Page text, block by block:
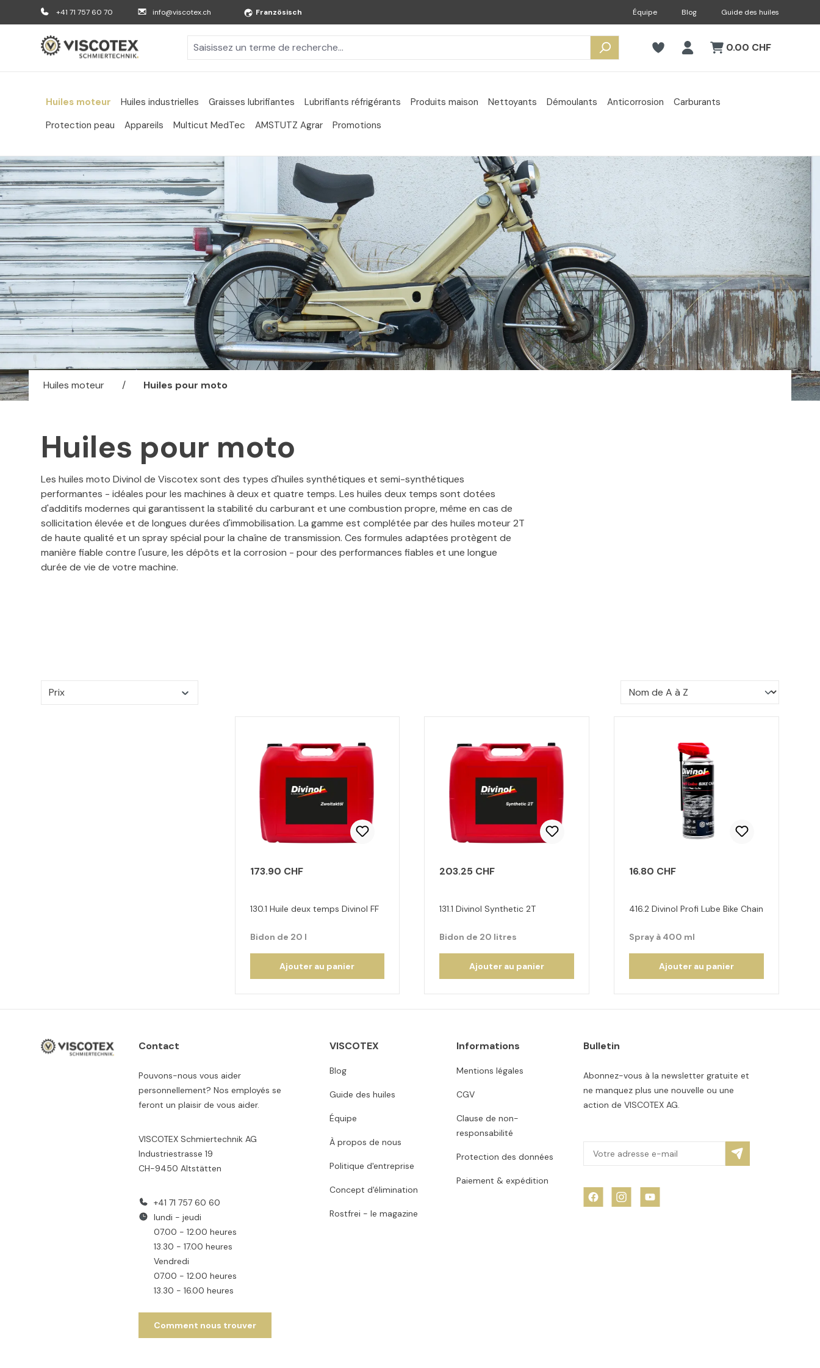
au contenu principal
Aller à la recherche
Aller à la navigation principale
+41 71 757 60 70 info@viscotex.ch Französisch Équipe Blog Guide des huiles
0.00 CHF
Huiles moteur Huiles industrielles Graisses lubrifiantes Lubrifiants réfrigérants Produits maison Nettoyants Démoulants Anticorrosion
Carburants
Protection peau
Appareils Multicut MedTec AMSTUTZ Agrar Promotions
Huiles moteur / Huiles pour moto
Huiles pour moto
Les huiles moto Divinol de Viscotex sont des types d'huiles synthétiques et semi-synthétiques
performantes - idéales pour les machines à deux et quatre temps. Les huiles deux temps sont dotées
d'additifs modernes qui garantissent la stabilité du carburant et une combustion propre, même en cas de
sollicitation élevée et de longues durées d'immobilisation. La gamme est complétée par des huiles moteur 2T
de haute qualité et un spray spécial pour la chaîne de transmission. Ces formules adaptées protègent de
manière fiable contre l'usure, les dépôts et la corrosion - pour des performances fiables et une longue
durée de vie de votre machine.
Prix
173.90 CHF
130.1 Huile deux temps Divinol FF
Bidon de 20 l
Ajouter au panier
203.25 CHF
131.1 Divinol Synthetic 2T
Bidon de 20 litres
Ajouter au panier
16.80 CHF
416.2 Divinol Profi Lube Bike Chain
Spray à 400 ml
Ajouter au panier
Contact
Pouvons-nous vous aider
personnellement? Nos employés se
feront un plaisir de vous aider.
VISCOTEX Schmiertechnik AG
Industriestrasse 19
CH-9450 Altstätten
+41 71 757 60 60
lundi - jeudi
07.00 - 12.00 heures
13.30 - 17.00 heures
Vendredi
07.00 - 12.00 heures
13.30 - 16.00 heures
Comment nous trouver
VISCOTEX
Blog
Guide des huiles
Équipe
À propos de nous
Politique d'entreprise
Concept d'élimination
Rostfrei - le magazine
Informations
Mentions légales
CGV
Clause de non-
responsabilité
Protection des données
Paiement & expédition
Bulletin
Abonnez-vous à la newsletter gratuite et
ne manquez plus une nouvelle ou une
action de VISCOTEX AG.